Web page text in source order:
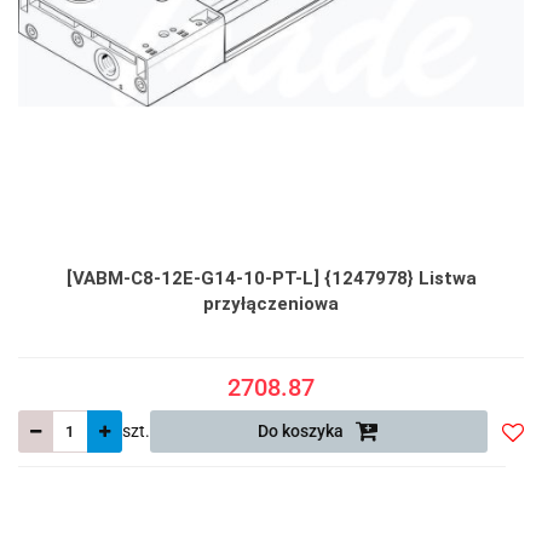
[VABM-C8-12E-G14-10-PT-L] {1247978} Listwa
przyłączeniowa
2708.87
szt. Do koszyka